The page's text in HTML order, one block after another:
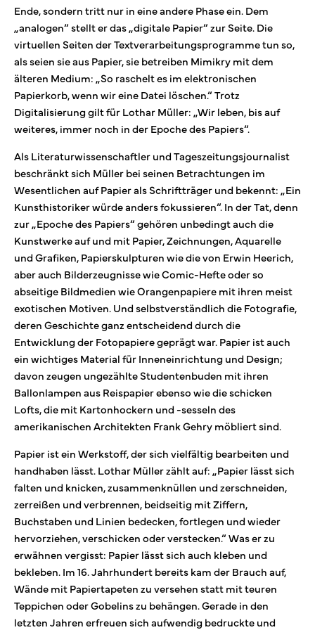
Ende, sondern tritt nur in eine andere Phase ein. Dem
„analogen“ stellt er das „digitale Papier“ zur Seite. Die
virtuellen Seiten der Textverarbeitungsprogramme tun so,
als seien sie aus Papier, sie betreiben Mimikry mit dem
älteren Medium: „So raschelt es im elektronischen
Papierkorb, wenn wir eine Datei löschen.“ Trotz
Digitalisierung gilt für Lothar Müller: „Wir leben, bis auf
weiteres, immer noch in der Epoche des Papiers“.
Als Literaturwissenschaftler und Tageszeitungsjournalist
beschränkt sich Müller bei seinen Betrachtungen im
Wesentlichen auf Papier als Schriftträger und bekennt: „Ein
Kunsthistoriker würde anders fokussieren“. In der Tat, denn
zur „Epoche des Papiers“ gehören unbedingt auch die
Kunstwerke auf und mit Papier, Zeichnungen, Aquarelle
und Grafiken, Papierskulpturen wie die von Erwin Heerich,
aber auch Bilderzeugnisse wie Comic-Hefte oder so
abseitige Bildmedien wie Orangenpapiere mit ihren meist
exotischen Motiven. Und selbstverständlich die Fotografie,
deren Geschichte ganz entscheidend durch die
Entwicklung der Fotopapiere geprägt war. Papier ist auch
ein wichtiges Material für Inneneinrichtung und Design;
davon zeugen ungezählte Studentenbuden mit ihren
Ballonlampen aus Reispapier ebenso wie die schicken
Lofts, die mit Kartonhockern und -sesseln des
amerikanischen Architekten Frank Gehry möbliert sind.
Papier ist ein Werkstoff, der sich vielfältig bearbeiten und
handhaben lässt. Lothar Müller zählt auf: „Papier lässt sich
falten und knicken, zusammenknüllen und zerschneiden,
zerreißen und verbrennen, beidseitig mit Ziffern,
Buchstaben und Linien bedecken, fortlegen und wieder
hervorziehen, verschicken oder verstecken.“ Was er zu
erwähnen vergisst: Papier lässt sich auch kleben und
bekleben. Im 16. Jahrhundert bereits kam der Brauch auf,
Wände mit Papiertapeten zu versehen statt mit teuren
Teppichen oder Gobelins zu behängen. Gerade in den
letzten Jahren erfreuen sich aufwendig bedruckte und